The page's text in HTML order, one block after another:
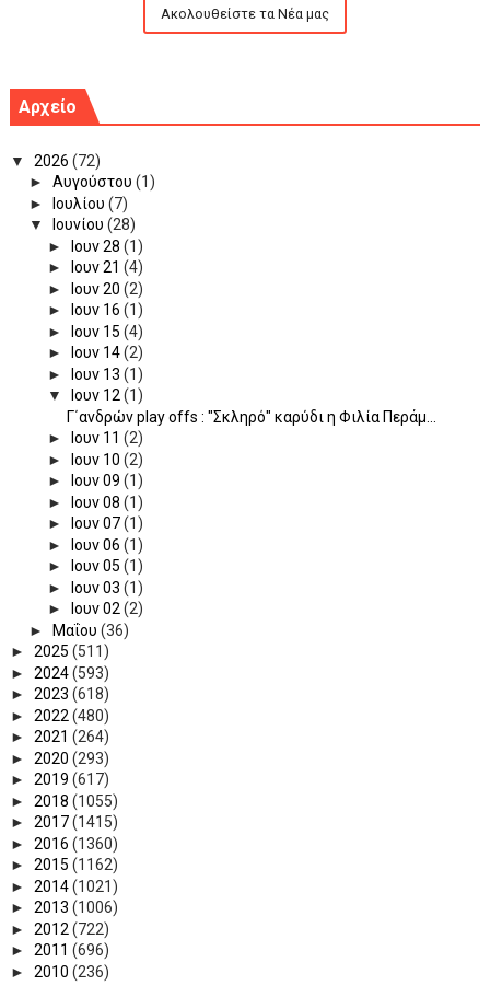
Ακολουθείστε τα Νέα μας
Αρχείο
▼ 2026 (72)
► Αυγούστου (1)
►
Ιουλίου (7)
▼
Ιουνίου (28)
►
Ιουν 28 (1)
►
Ιουν 21 (4)
►
Ιουν 20 (2)
►
Ιουν 16 (1)
►
Ιουν 15 (4)
►
Ιουν 14(2)
►
Ιουν 13 (1)
▼
Ιουν 12(1)
Γ΄ανδρών play offs : "Σκληρό" καρύδι η Φιλία Περάμ...
►
Ιουν 11 (2)
►
Ιουν 10 (2)
►
Ιουν 09 (1)
►
Ιουν 08 (1)
►
Ιουν 07(1)
►
Ιουν 06 (1)
►
Ιουν 05 (1)
►
Ιουν 03 (1)
►
Ιουν 02(2)
►
Μαΐου (36)
► 2025 (511)
► 2024(593)
► 2023 (618)
► 2022 (480)
► 2021 (264)
► 2020 (293)
► 2019 (617)
► 2018 (1055)
► 2017(1415)
► 2016 (1360)
► 2015 (1162)
► 2014(1021)
► 2013 (1006)
► 2012 (722)
► 2011 (696)
► 2010 (236)